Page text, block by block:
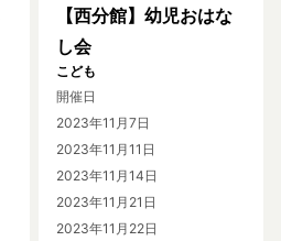
【西分館】幼児おはな
し会
こども
開催日
2023年11月7日
2023年11月11日
2023年11月14日
2023年11月21日
2023年11月22日